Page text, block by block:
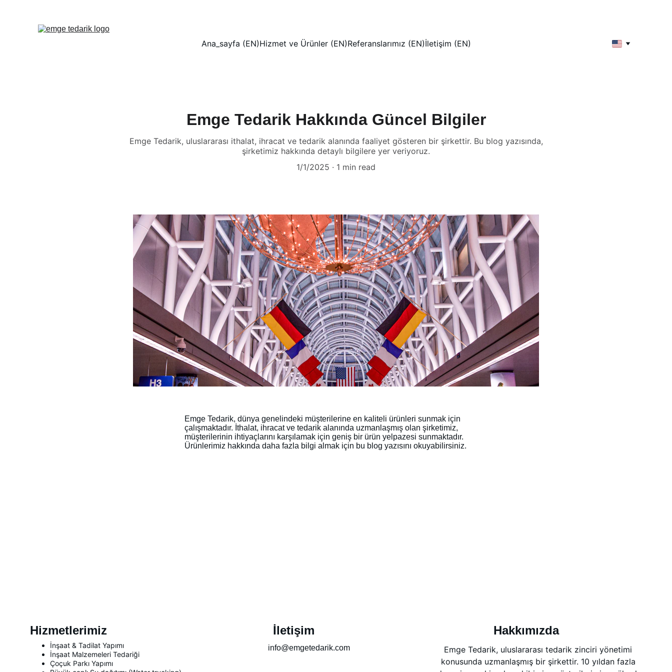
Ana_sayfa (EN)Hizmet ve Ürünler (EN)Referanslarımız (EN)İletişim (EN)
Emge Tedarik Hakkında Güncel Bilgiler
Emge Tedarik, uluslararası ithalat, ihracat ve tedarik alanında faaliyet gösteren bir şirkettir. Bu blog yazısında,
şirketimiz hakkında detaylı bilgilere yer veriyoruz.
1/1/2025
1 min read
Emge Tedarik, dünya genelindeki müşterilerine en kaliteli ürünleri sunmak için
çalışmaktadır. İthalat, ihracat ve tedarik alanında uzmanlaşmış olan şirketimiz,
müşterilerinin ihtiyaçlarını karşılamak için geniş bir ürün yelpazesi sunmaktadır.
Ürünlerimiz hakkında daha fazla bilgi almak için bu blog yazısını okuyabilirsiniz.
İletişim
info@emgetedarik.com
Hakkımızda
Hizmetlerimiz
İnşaat & Tadilat Yapımı
İnşaat Malzemeleri Tedariği
Çoçuk Parkı Yapımı
Emge Tedarik, uluslararası tedarik zinciri yönetimi
konusunda uzmanlaşmış bir şirkettir. 10 yıldan fazla